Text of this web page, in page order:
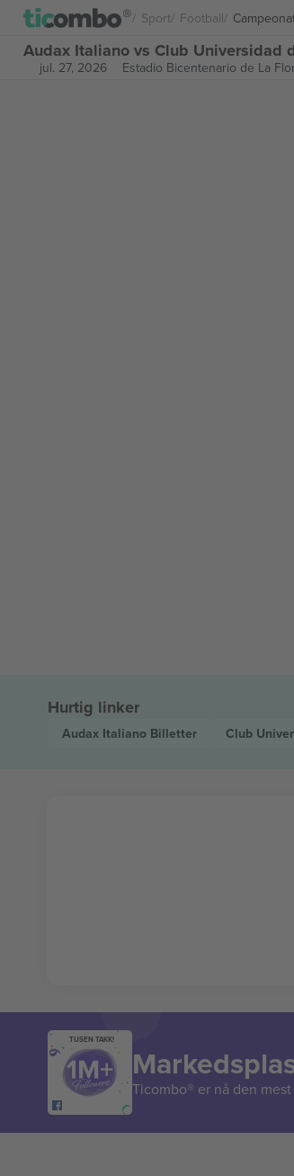
Sport Football
Audax Italiano vs Club Universidad
jul. 27, 2026 Estadio Bicentenario de La
Hurtig linker
Audax Italiano Billetter Club
TUSEN TAKK!
Ticombo® er nå den